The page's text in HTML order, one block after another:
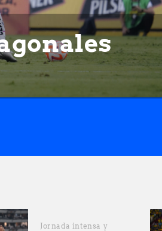
Jornada intensa y